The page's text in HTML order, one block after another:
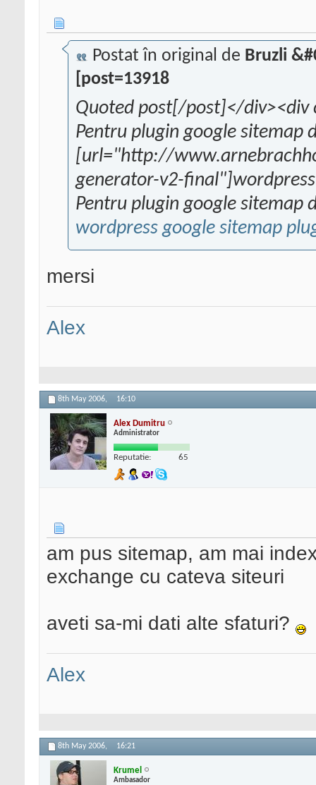
Postat în original de Bruzli
[post=13918
Quoted post[/post]</div><div
Pentru plugin google sitemap
[url="http://
generator-v2-
Pentru plugin google sitemap
wordpress google sitemap
mersi
Alex
8th May 2006, 16:10
Alex Dumitru
Administrator
Reputatie: 65
am pus sitemap, am mai
exchange cu cateva siteuri
aveti sa-mi dati alte sfaturi?
Alex
8th May 2006, 16:21
Krumel
Ambasador